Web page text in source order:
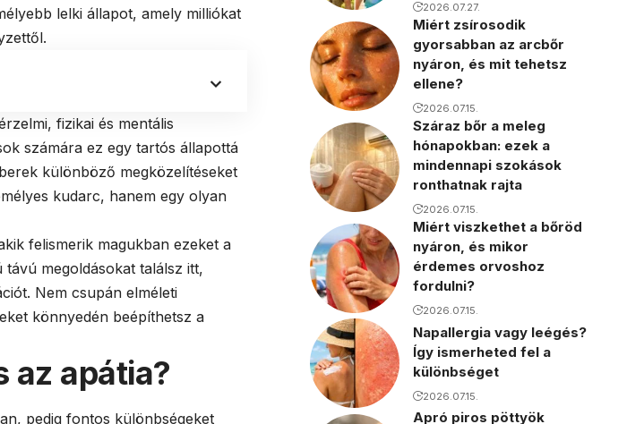
lelki állapot, amely milliókat
fizikai és mentális
számára ez egy tartós állapottá
különböző megközelítéseket
kudarc, hanem egy olyan
felismerik magukban ezeket a
megoldásokat találsz itt,
Nem csupán elméleti
könnyedén beépíthetsz a
az apátia?
pedig fontos különbségeket
2026.07.27.
Miért zsírosodik
gyorsabban az arcbőr
nyáron, és mit tehetsz
ellene?
2026.07.15.
Száraz bőr a meleg
hónapokban: ezek a
mindennapi szokások
ronthatnak rajta
2026.07.15.
Miért viszkethet a bőröd
nyáron, és mikor
érdemes orvoshoz
fordulni?
2026.07.15.
Napallergia vagy leégés?
Így ismerheted fel a
különbséget
2026.07.15.
Apró piros pöttyök